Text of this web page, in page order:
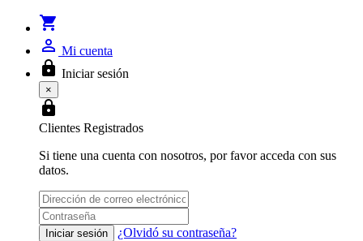
shopping_cart
person_outline Mi cuenta
lock Iniciar sesión
×
lock
Clientes Registrados
Si tiene una cuenta con nosotros, por favor acceda con sus
datos.
Iniciar sesión ¿Olvidó su contraseña?